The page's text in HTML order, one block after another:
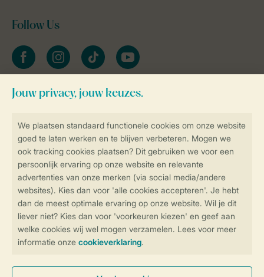
Controle over jouw gegevens &
Veilig en snel online boeken
Veilige gegevensoverdracht
Veilige betaling
Follow Us
facebookinstagramtiktok youtube
Blijf op de hoogte